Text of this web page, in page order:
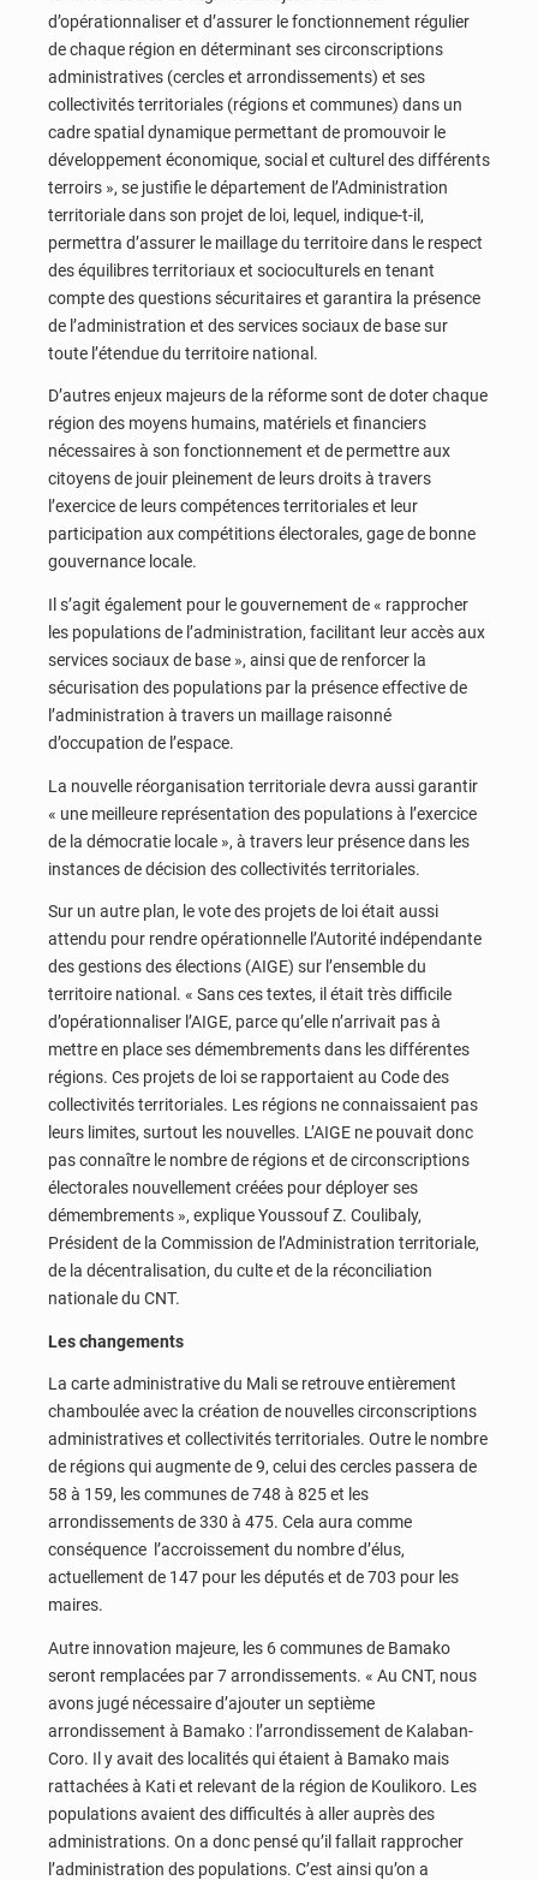
d’opérationnaliser et d’assurer le fonctionnement régulier
de chaque région en déterminant ses circonscriptions
administratives (cercles et arrondissements) et ses
collectivités territoriales (régions et communes) dans un
cadre spatial dynamique permettant de promouvoir le
développement économique, social et culturel des différents
terroirs », se justifie le département de l’Administration
territoriale dans son projet de loi, lequel, indique-t-il,
permettra d’assurer le maillage du territoire dans le respect
des équilibres territoriaux et socioculturels en tenant
compte des questions sécuritaires et garantira la présence
de l’administration et des services sociaux de base sur
toute l’étendue du territoire national.
D’autres enjeux majeurs de la réforme sont de doter chaque
région des moyens humains, matériels et financiers
nécessaires à son fonctionnement et de permettre aux
citoyens de jouir pleinement de leurs droits à travers
l’exercice de leurs compétences territoriales et leur
participation aux compétitions électorales, gage de bonne
gouvernance locale.
Il s’agit également pour le gouvernement de « rapprocher
les populations de l’administration, facilitant leur accès aux
services sociaux de base », ainsi que de renforcer la
sécurisation des populations par la présence effective de
l’administration à travers un maillage raisonné
d’occupation de l’espace.
La nouvelle réorganisation territoriale devra aussi garantir
« une meilleure représentation des populations à l’exercice
de la démocratie locale », à travers leur présence dans les
instances de décision des collectivités territoriales.
Sur un autre plan, le vote des projets de loi était aussi
attendu pour rendre opérationnelle l’Autorité indépendante
des gestions des élections (AIGE) sur l’ensemble du
territoire national. « Sans ces textes, il était très difficile
d’opérationnaliser l’AIGE, parce qu’elle n’arrivait pas à
mettre en place ses démembrements dans les différentes
régions. Ces projets de loi se rapportaient au Code des
collectivités territoriales. Les régions ne connaissaient pas
leurs limites, surtout les nouvelles. L’AIGE ne pouvait donc
pas connaître le nombre de régions et de circonscriptions
électorales nouvellement créées pour déployer ses
démembrements », explique Youssouf Z. Coulibaly,
Président de la Commission de l’Administration territoriale,
de la décentralisation, du culte et de la réconciliation
nationale du CNT.
Les changements
La carte administrative du Mali se retrouve entièrement
chamboulée avec la création de nouvelles circonscriptions
administratives et collectivités territoriales. Outre le nombre
de régions qui augmente de 9, celui des cercles passera de
58 à 159, les communes de 748 à 825 et les
arrondissements de 330 à 475. Cela aura comme
conséquence l’accroissement du nombre d’élus,
actuellement de 147 pour les députés et de 703 pour les
maires.
Autre innovation majeure, les 6 communes de Bamako
seront remplacées par 7 arrondissements. « Au CNT, nous
avons jugé nécessaire d’ajouter un septième
arrondissement à Bamako : l’arrondissement de Kalaban-
Coro. Il y avait des localités qui étaient à Bamako mais
rattachées à Kati et relevant de la région de Koulikoro. Les
populations avaient des difficultés à aller auprès des
administrations. On a donc pensé qu’il fallait rapprocher
l’administration des populations. C’est ainsi qu’on a